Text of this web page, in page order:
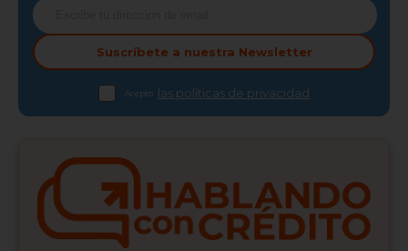
Suscríbete a nuestra Newsletter
Acepto las políticas de privacidad